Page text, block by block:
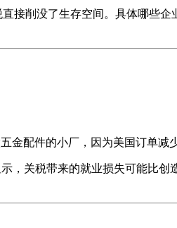
接削没了生存空间。具体哪些企
配件的小厂，因为美国订单减
，关税带来的就业损失可能比